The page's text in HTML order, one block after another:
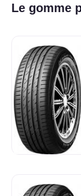
Le gomme